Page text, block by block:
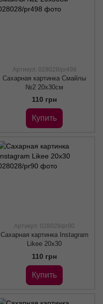
Артикул: 028028/pr498
Сахарная картинка Смайлы
№2 20x30см
110 грн
Купить
Артикул: 028028/pr90
Сахарная картинка Instagram
Likee 20х30
110 грн
Купить